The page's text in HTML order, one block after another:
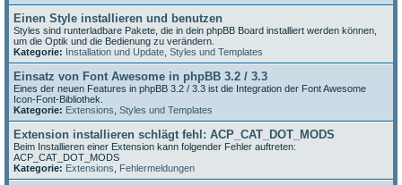
Einen Style installieren und benutzen
Styles sind runterladbare Pakete, die in dein phpBB Board installiert werden können,
um die Optik und die Bedienung zu verändern.
Kategorie: Installation und Update Styles und Templates
Einsatz von Font Awesome in phpBB 3.2 / 3.3
Eines der neuen Features in phpBB 3.2 / 3.3 ist die Integration der Font Awesome
Icon-Font-Bibliothek.
Kategorie: Extensions Styles und Templates
Extension installieren schlägt fehl: ACP_CAT_DOT_MODS
Beim Installieren einer Extension kann folgender Fehler auftreten:
ACP_CAT_DOT_MODS
Kategorie: Extensions Fehlermeldungen